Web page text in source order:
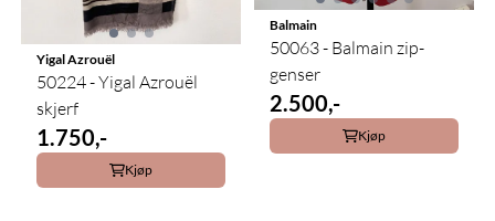
Yigal Azrouël
50224 - Yigal Azrouël
skjerf
1.750,-
Kjøp
Balmain
50063 - Balmain zip-
genser
2.500,-
Kjøp